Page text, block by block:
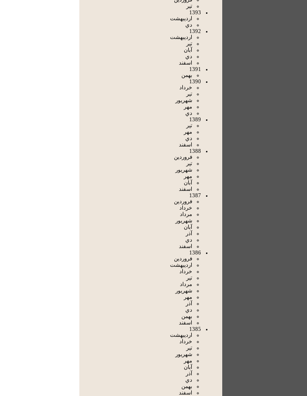
تير
1393
ارديبهشت
دي
1392
ارديبهشت
تير
آبان
دي
اسفند
1391
بهمن
1390
خرداد
تير
شهريور
مهر
دي
1389
تير
مهر
دي
اسفند
1388
فروردين
تير
شهريور
مهر
آبان
اسفند
1387
فروردين
خرداد
مرداد
شهريور
آبان
آذر
دي
اسفند
1386
فروردين
ارديبهشت
خرداد
تير
مرداد
شهريور
مهر
آذر
دي
بهمن
اسفند
1385
ارديبهشت
خرداد
تير
شهريور
مهر
آبان
آذر
دي
بهمن
اسفند